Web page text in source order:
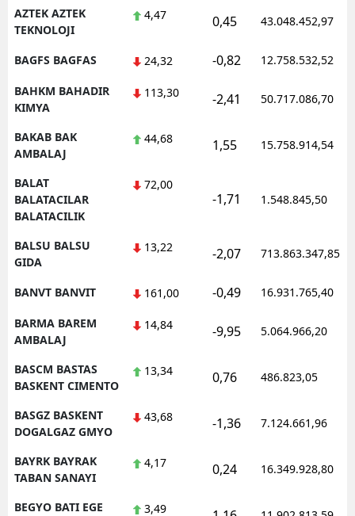
AZTEK AZTEK
TEKNOLOJI
4,47 0,45 43.048.452,97
BAGFS BAGFAS 24,32 -0,82 12.758.532,52
BAHKM BAHADIR
KIMYA
113,30 -2,41 50.717.086,70
BAKAB BAK
AMBALAJ
44,68 1,55 15.758.914,54
BALAT
BALATACILAR
BALATACILIK
72,00
-1,71 1.548.845,50
BALSU BALSU
GIDA
13,22 -2,07 713.863.347,85
BANVT BANVIT 161,00 -0,49 16.931.765,40
BARMA BAREM
AMBALAJ
14,84 -9,95 5.064.966,20
BASCM BASTAS
BASKENT CIMENTO
13,34 0,76 486.823,05
BASGZ BASKENT
DOGALGAZ GMYO
43,68 -1,36 7.124.661,96
BAYRK BAYRAK
TABAN SANAYI
4,17 0,24 16.349.928,80
BEGYO BATI EGE
3,49